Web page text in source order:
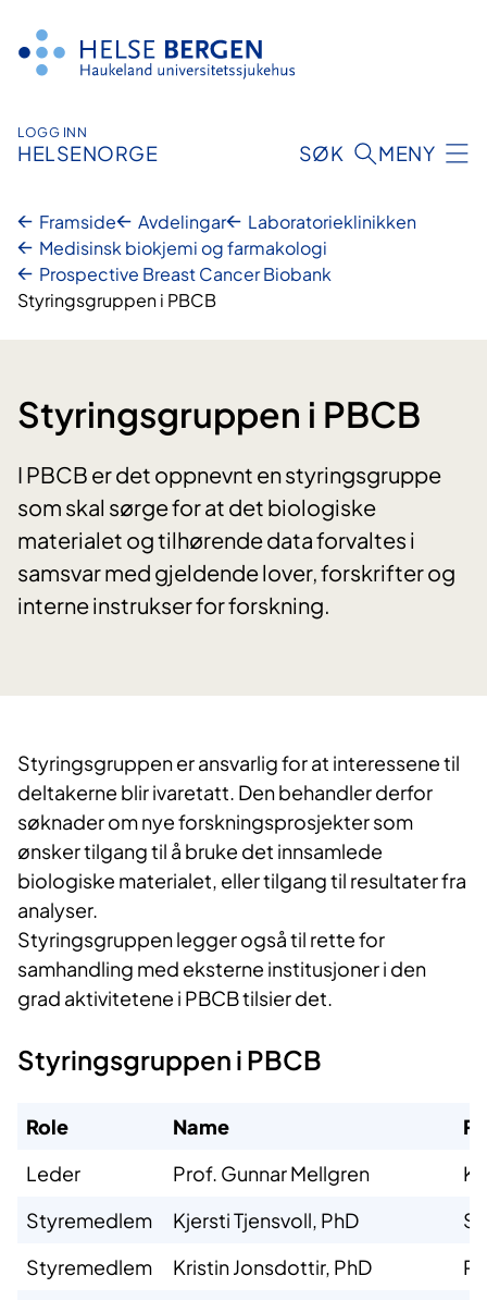
innhald
LOGG INN
HELSENORGE SØK MENY
Framside Avdelingar
Laboratorie­klinikken
Medisinsk biokjemi og farmakologi
Prospective Breast Cancer Biobank
Styringsgruppen i PBCB
Styringsgruppen i PBCB
I PBCB er det oppnevnt en styringsgruppe
som skal sørge for at det biologiske
materialet og tilhørende data forvaltes i
samsvar med gjeldende lover, forskrifter og
interne instrukser for forskning.
Styringsgruppen er ansvarlig for at interessene til
deltakerne blir ivaretatt. Den behandler derfor
søknader om nye forskningsprosjekter som
ønsker tilgang til å bruke det innsamlede
biologiske materialet, eller tilgang til resultater fra
analyser.
Styringsgruppen legger også til rette for
samhandling med eksterne institusjoner i den
grad aktivitetene i PBCB tilsier det.
Styringsgruppen i PBCB
Role Name
Leder
Prof. Gunnar Mellgren
Styremedlem
Kjersti Tjensvoll, PhD
Styremedlem
Kristin Jonsdottir, PhD